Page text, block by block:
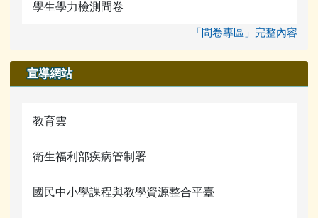
學生學力檢測問卷
「問卷專區」完整內容
宣導網站
教育雲
衛生福利部疾病管制署
國民中小學課程與教學資源整合平臺